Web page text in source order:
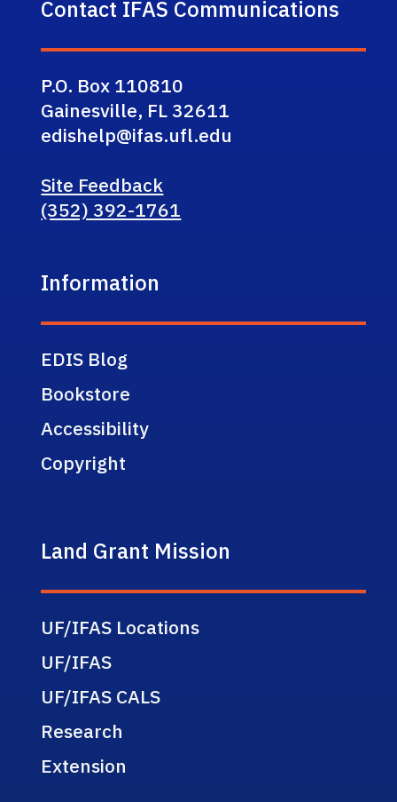
Contact IFAS Communications
P.O. Box 110810
Gainesville, FL 32611
edishelp@ifas.ufl.edu
Site Feedback
(352) 392-1761
Information
EDIS Blog
Bookstore
Accessibility
Copyright
Land Grant Mission
UF/IFAS Locations
UF/IFAS
UF/IFAS CALS
Research
Extension